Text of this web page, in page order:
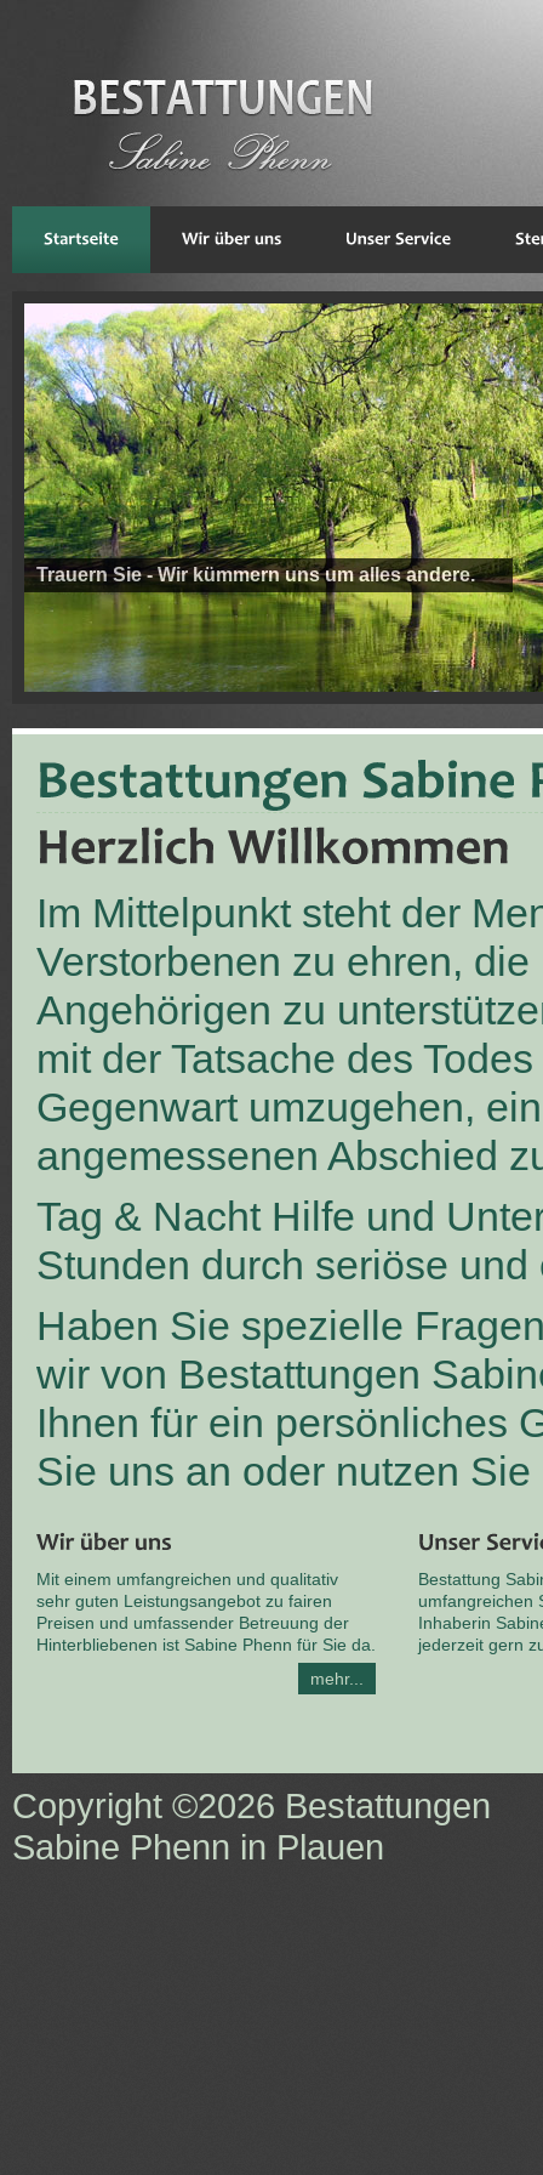
Trauern Sie - Wir kümmern uns um alles andere.
Im Mittelpunkt steht der
Verstorbenen zu ehren, die
Angehörigen zu
mit der Tatsache des
Gegenwart umzugehen,
angemessenen Abschied
Tag & Nacht Hilfe und
Stunden durch seriöse
Haben Sie spezielle
wir von Bestattungen
Ihnen für ein persönliches
Sie uns an oder nutzen
Mit einem umfangreichen und qualitativ
sehr guten Leistungsangebot zu fairen
Preisen und umfassender Betreuung der
Hinterbliebenen ist Sabine Phenn für Sie da.
mehr...
Bestattung
umfangreichen
Inhaberin
jederzeit gern
Copyright ©2026 Bestattungen
Sabine Phenn in Plauen